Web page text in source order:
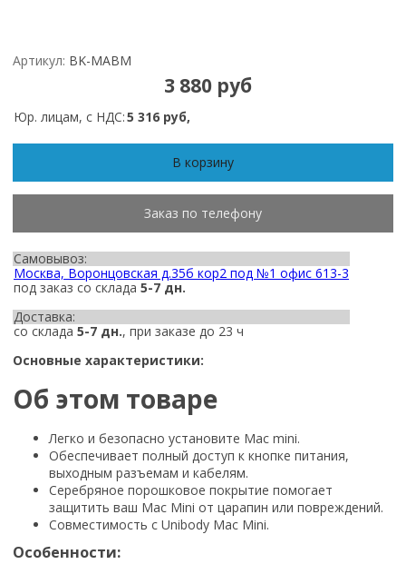
Артикул: BK-MABM
3 880 руб
Юр. лицам, с НДС:5 316 руб,
В корзину
Заказ по телефону
Самовывоз:
Москва, Воронцовская д.35б кор2 под №1 офис 613-3
под заказ со склада 5-7 дн.
Доставка:
со склада 5-7 дн., при заказе до 23 ч
Основные характеристики:
Об этом товаре
Легко и безопасно установите Mac mini.
Обеспечивает полный доступ к кнопке питания,
выходным разъемам и кабелям.
Серебряное порошковое покрытие помогает
защитить ваш Mac Mini от царапин или повреждений.
Совместимость с Unibody Mac Mini.
Особенности: